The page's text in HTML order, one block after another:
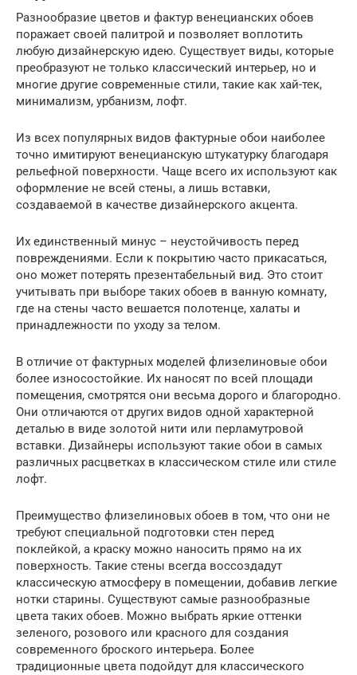
Разнообразие цветов и фактур венецианских обоев
поражает своей палитрой и позволяет воплотить
любую дизайнерскую идею. Существует виды, которые
преобразуют не только классический интерьер, но и
многие другие современные стили, такие как хай-тек,
минимализм, урбанизм, лофт.
Из всех популярных видов фактурные обои наиболее
точно имитируют венецианскую штукатурку благодаря
рельефной поверхности. Чаще всего их используют как
оформление не всей стены, а лишь вставки,
создаваемой в качестве дизайнерского акцента.
Их единственный минус – неустойчивость перед
повреждениями. Если к покрытию часто прикасаться,
оно может потерять презентабельный вид. Это стоит
учитывать при выборе таких обоев в ванную комнату,
где на стены часто вешается полотенце, халаты и
принадлежности по уходу за телом.
В отличие от фактурных моделей флизелиновые обои
более износостойкие. Их наносят по всей площади
помещения, смотрятся они весьма дорого и благородно.
Они отличаются от других видов одной характерной
деталью в виде золотой нити или перламутровой
вставки. Дизайнеры используют такие обои в самых
различных расцветках в классическом стиле или стиле
лофт.
Преимущество флизелиновых обоев в том, что они не
требуют специальной подготовки стен перед
поклейкой, а краску можно наносить прямо на их
поверхность. Такие стены всегда воссоздадут
классическую атмосферу в помещении, добавив легкие
нотки старины. Существуют самые разнообразные
цвета таких обоев. Можно выбрать яркие оттенки
зеленого, розового или красного для создания
современного броского интерьера. Более
традиционные цвета подойдут для классического